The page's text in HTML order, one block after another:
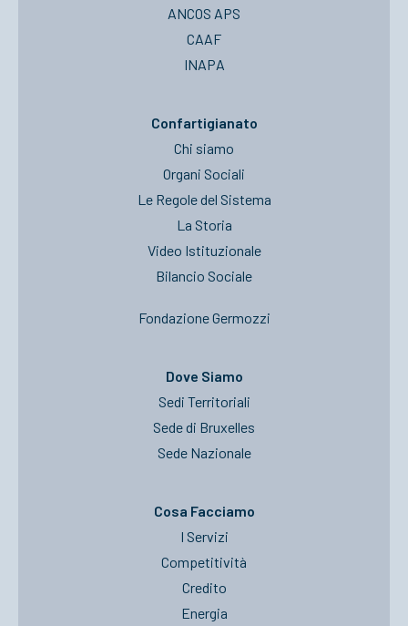
ANCOS APS
CAAF
INAPA
Confartigianato
Chi siamo
Organi Sociali
Le Regole del Sistema
La Storia
Video Istituzionale
Bilancio Sociale
Fondazione Germozzi
Dove Siamo
Sedi Territoriali
Sede di Bruxelles
Sede Nazionale
Cosa Facciamo
I Servizi
Competitività
Credito
Energia